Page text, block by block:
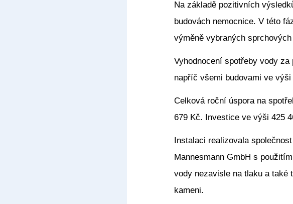
Na základě pozitivních
budovách nemocnice. V této
výměně vybraných
Vyhodnocení spotřeby vody
napříč všemi budovami ve výši
Celková roční úspora na
679 Kč. Investice ve výši 425
Instalaci realizovala
Mannesmann GmbH s
vody nezavisle na tlaku a také
kameni.